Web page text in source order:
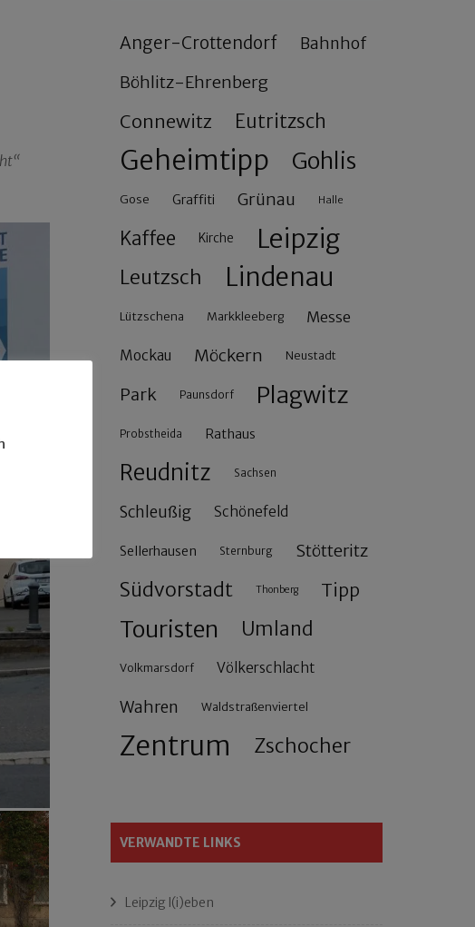
Anger-Crottendorf Bahnhof
Böhlitz-Ehrenberg
Connewitz Eutritzsch
Geheimtipp Gohlis
Gose Graffiti Grünau Halle
Kaffee Kirche Leipzig
Leutzsch Lindenau
Lützschena Markkleeberg Messe
Mockau Möckern Neustadt
Park Paunsdorf Plagwitz
Probstheida Rathaus
Reudnitz Sachsen
Schleußig Schönefeld
Sellerhausen Sternburg Stötteritz
Südvorstadt Thonberg Tipp
Touristen Umland
Volkmarsdorf Völkerschlacht
Wahren Waldstraßenviertel
Zentrum Zschocher
VERWANDTE LINKS
Leipzig l(i)eben